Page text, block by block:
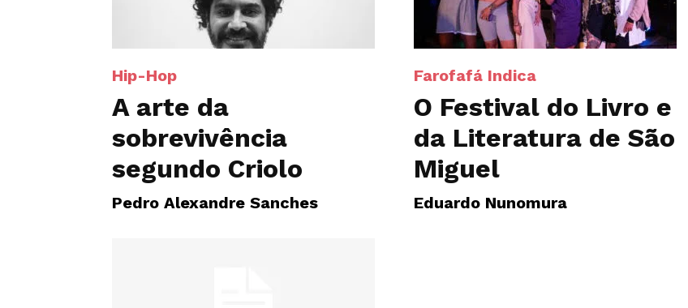
Hip-Hop
A arte da
sobrevivência
segundo Criolo
Pedro Alexandre Sanches
Farofafá Indica
O Festival do Livro e
da Literatura de São
Miguel
Eduardo Nunomura